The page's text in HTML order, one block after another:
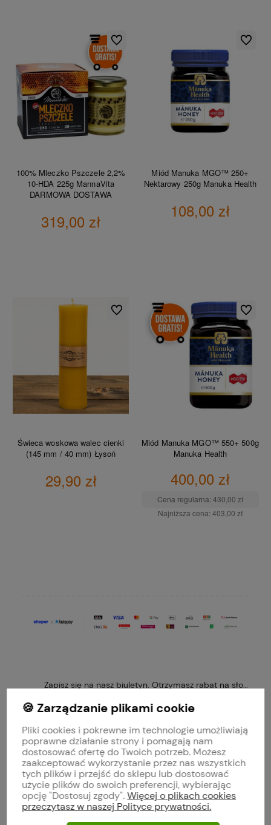
100% Mleczko Pszczele 2,2%
10-HDA 225g MannaVita
DARMOWA DOSTAWA
319,00 zł
Do ulubionych
Miód Manuka MGO™ 250+
Nektarowy 250g Manuka Health
108,00 zł
Do
Świeca woskowa walec cienki
(145 mm / 40 mm) Łysoń
29,90 zł
Do ulubionych
Miód Manuka MGO™ 550+ 500g
Manuka Health
400,00 zł
Cena regularna: 430,00 zł
Najniższa cena: 403,00 zł
Do
Zapisz się na nasz biuletyn. Otrzymasz rabat na
polityce prywatności
Obserwuj nas na
🍪 Zarządzanie plikami cookie
Pliki cookies i pokrewne im technologie umożliwiają
poprawne działanie strony i pomagają nam
dostosować ofertę do Twoich potrzeb. Możesz
zaakceptować wykorzystanie przez nas wszystkich
tych plików i przejść do sklepu lub dostosować
użycie plików do swoich preferencji, wybierając
opcję "Dostosuj zgody". Więcej o plikach cookies
przeczytasz w naszej Polityce prywatności.